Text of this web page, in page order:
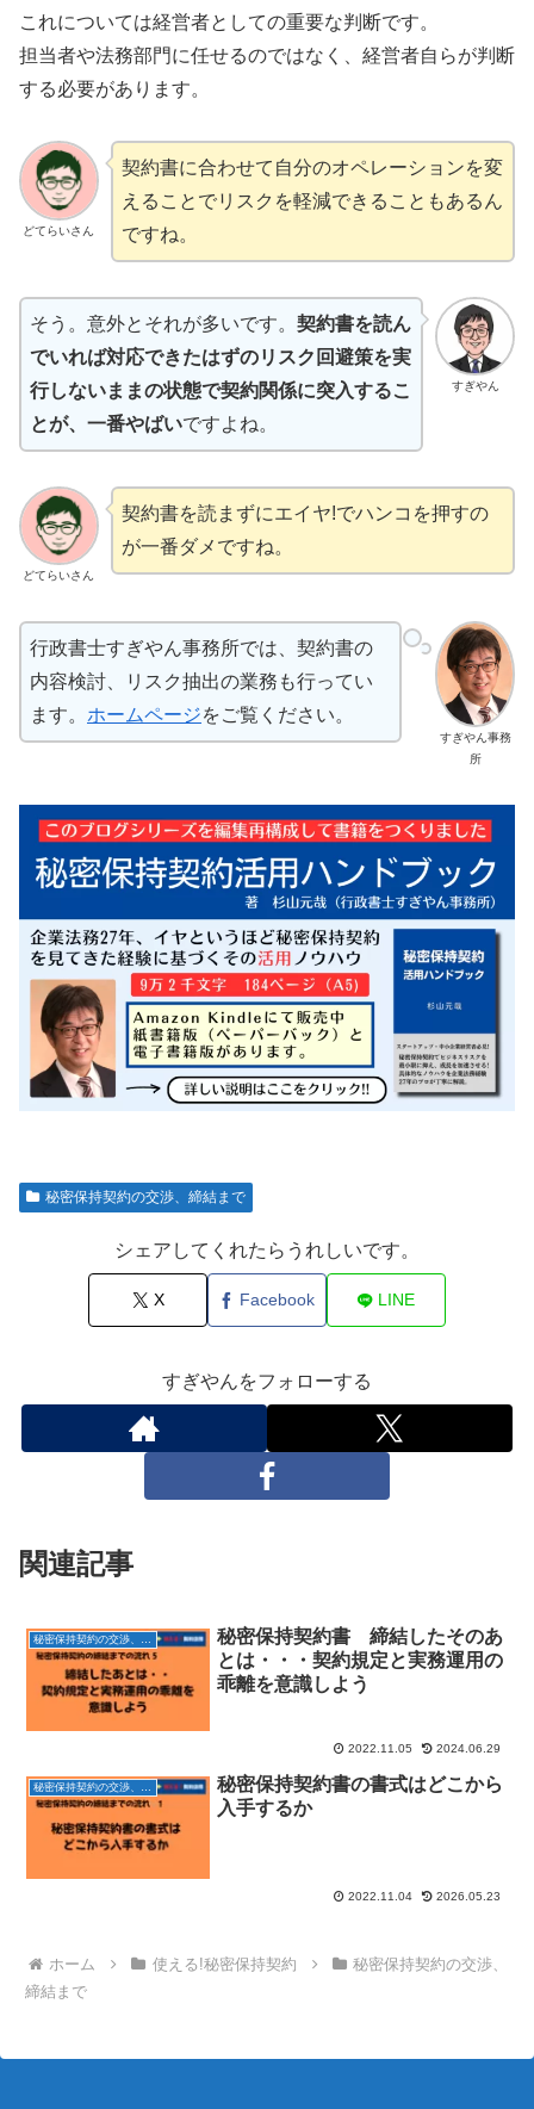
これについては経営者としての重要な判断です。
担当者や法務部門に任せるのではなく、経営者自らが判断
する必要があります。
どてらいさん
契約書に合わせて自分のオペレーションを変
えることでリスクを軽減できることもあるん
ですね。
すぎやん
そう。意外とそれが多いです。 契約書を読ん
でいれば対応できたはずのリスク回避策を実
行しないままの状態で契約関係に突入するこ
とが、一番やばいですよね。
どてらいさん
契約書を読まずにエイヤ!でハンコを押すの
が一番ダメですね。
すぎやん事務
所
行政書士すぎやん事務所では、契約書の
内容検討、リスク抽出の業務も行ってい
ます。 ホームページをご覧ください。
秘密保持契約の交渉、締結まで
シェアしてくれたらうれしいです。
X Facebook LINE
すぎやんをフォローする
関連記事
秘密保持契約の交渉、締結まで
秘密保持契約書 締結したそのあ
とは・・・契約規定と実務運用の
乖離を意識しよう
2022.11.05 2024.06.29
秘密保持契約書の書式はどこから
入手するか
2022.11.04 2026.05.23
ホーム 使える!秘密保持契約
秘密保持契約の交渉、
締結まで